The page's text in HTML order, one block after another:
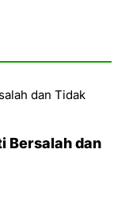
Bersalah dan